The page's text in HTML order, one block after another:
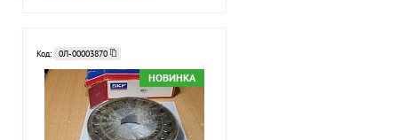
Код: 0Л-00003870
НОВИНКА